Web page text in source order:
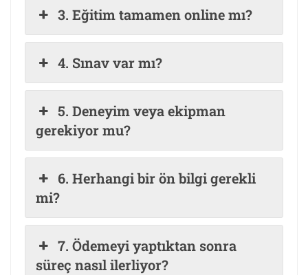
3. Eğitim tamamen online mı?
4. Sınav var mı?
5. Deneyim veya ekipman
gerekiyor mu?
6. Herhangi bir ön bilgi gerekli
mi?
7. Ödemeyi yaptıktan sonra
süreç nasıl ilerliyor?